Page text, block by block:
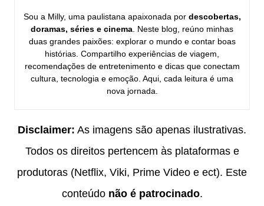
Sou a Milly, uma paulistana apaixonada por descobertas,
doramas, séries e cinema . Neste blog, reúno minhas
duas grandes paixões: explorar o mundo e contar boas
histórias. Compartilho experiências de viagem,
recomendações de entretenimento e dicas que conectam
cultura, tecnologia e emoção. Aqui, cada leitura é uma
nova jornada.
Disclaimer: As imagens são apenas ilustrativas.
Todos os direitos pertencem às plataformas e
produtoras (Netflix, Viki, Prime Video e ect). Este
conteúdo não é patrocinado.